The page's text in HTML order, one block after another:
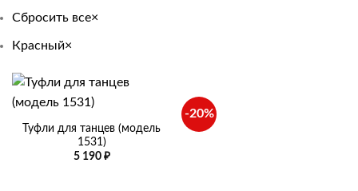
Сбросить все×
Красный×
Туфли для танцев (модель
1531)
5 190 ₽
-20%